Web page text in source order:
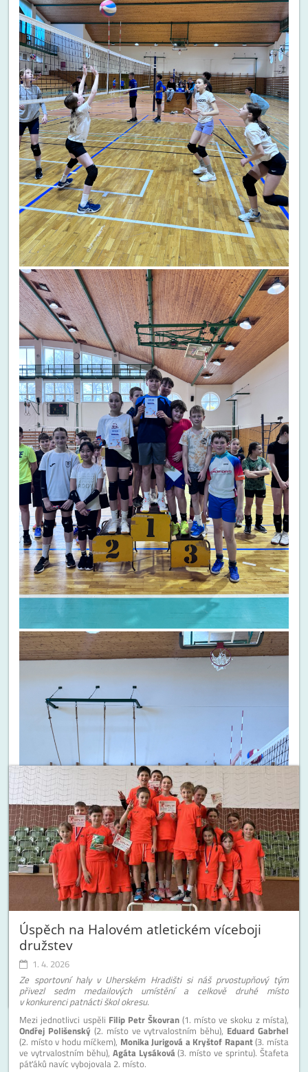
Úspěch na Halovém atletickém víceboji
družstev
1. 4. 2026
Ze sportovní haly v Uherském Hradišti si náš prvostupňový tým
přivezl sedm medailových umístění a celkově druhé místo
v konkurenci patnácti škol okresu.
Mezi jednotlivci uspěli Filip Petr Škovran(1. místo ve skoku z místa),
Ondřej Polišenský (2. místo ve vytrvalostním běhu), Eduard Gabrhel
(2. místo v hodu míčkem), Monika Jurigová a Kryštof Rapant(3. místa
ve vytrvalostním běhu), Agáta Lysáková(3. místo ve sprintu). Štafeta
páťáků navíc vybojovala 2. místo.